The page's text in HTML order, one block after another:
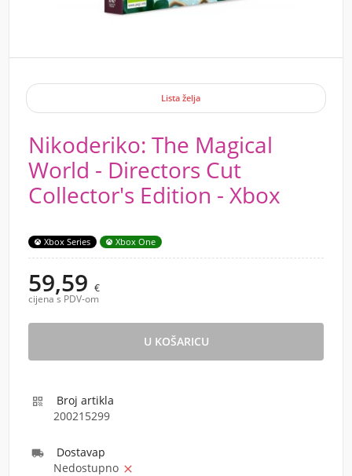
Lista želja
Nikoderiko: The Magical
World - Directors Cut
Collector's Edition - Xbox
Xbox Series Xbox One
59,59 €
cijena s PDV-om

Broj artikla
200215299
 Dostavap
Nedostupno 